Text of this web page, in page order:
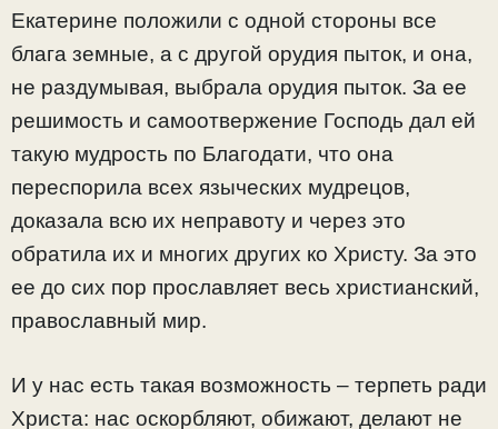
Екатерине положили с одной стороны все
блага земные, а с другой орудия пыток, и она,
не раздумывая, выбрала орудия пыток. За ее
решимость и самоотвержение Господь дал ей
такую мудрость по Благодати, что она
переспорила всех языческих мудрецов,
доказала всю их неправоту и через это
обратила их и многих других ко Христу. За это
ее до сих пор прославляет весь христианский,
православный мир.
И у нас есть такая возможность – терпеть ради
Христа: нас оскорбляют, обижают, делают не